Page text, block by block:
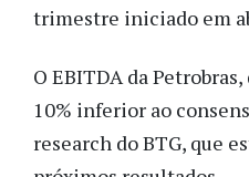
trimestre iniciado em
O EBITDA da
10% inferior ao
research do BTG, que